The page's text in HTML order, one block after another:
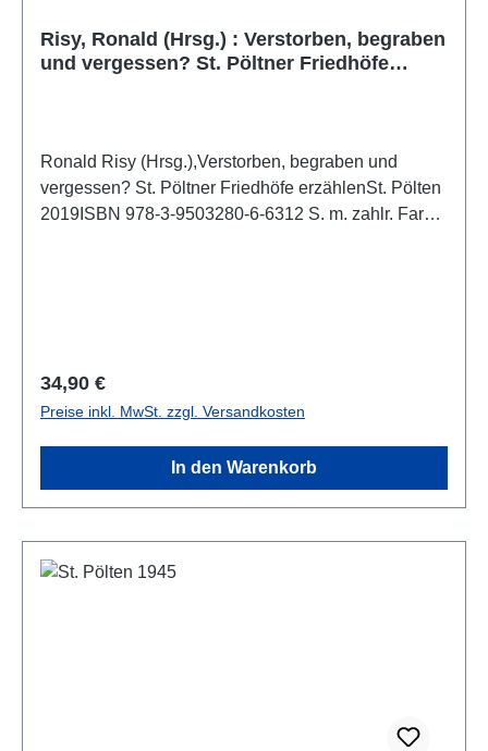
Risy, Ronald (Hrsg.) : Verstorben, begraben
und vergessen? St. Pöltner Friedhöfe
Ronald Risy (Hrsg.),Verstorben, begraben und
vergessen? St. Pöltner Friedhöfe erzählenSt. Pölten
2019ISBN 978-3-9503280-6-6312 S. m. zahlr. Farb-
Regulärer Preis:
34,90 €
Preise inkl. MwSt. zzgl. Versandkosten
In den Warenkorb